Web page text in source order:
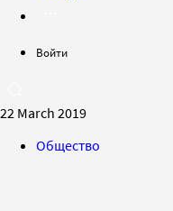
Войти
22 March 2019
Общество